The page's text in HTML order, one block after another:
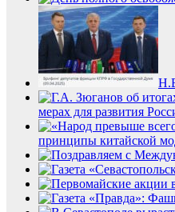
мерах для развития
принципы китайской